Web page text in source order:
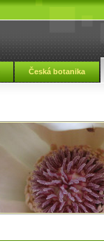
Česká botanika